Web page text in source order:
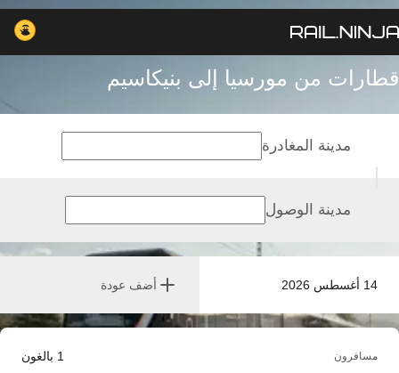
قطارات من مورسيا إلى بنيكاسيم
14 أغسطس 2026 أضف عودة
مدينة المغادرة
مدينة الوصول
مسافرون 1 بالغون